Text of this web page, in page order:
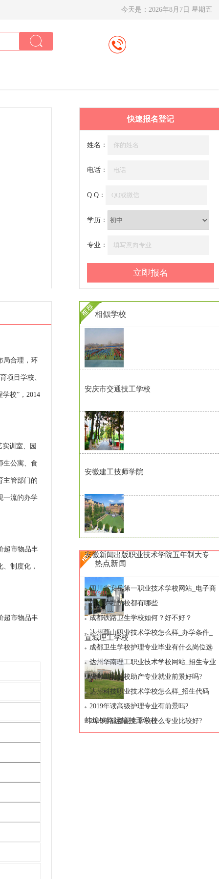
今天是： 2026年8月7日 星期五
快速报名登记
姓名：
电话：
Q Q：
学历：
专业：
局合理，环
项目学校、
校”，2014
训室、园
生公寓、食
主管部门的
一流的办学
超市物品丰
制度化，
超市物品丰
相似学校
安庆市交通技工学校
安徽建工技师学院
安徽新闻出版职业技术学院五年制大专
宣城理工学校
蚌埠铁路运输技工学校
热点新闻
四川省安岳第一职业技术学校网站_电子商
务专业
四川护理学校都有哪些
成都铁路卫生学校如何？好不好？
达州蕚山职业技术学校怎么样_办学条件_
就业去向
成都卫生学校护理专业毕业有什么岗位选
择 达州华南理工职业技术学校网站_招生专业
是哪些
成都卫生学校助产专业就业前景好吗?
达州科技职业技术学校怎么样_招生代码
2019年读高级护理专业有前景吗?
2019年成都卫生学校什么专业比较好?